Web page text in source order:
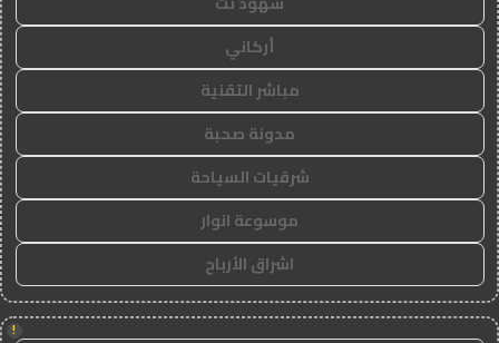
أركاني
مباشر التقنية
مدونة صحبة
شرقيات السياحة
موسوعة انوار
اشراق الأرباح
!